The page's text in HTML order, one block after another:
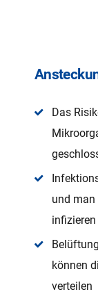
Das
und
infizieren
können
verteilen